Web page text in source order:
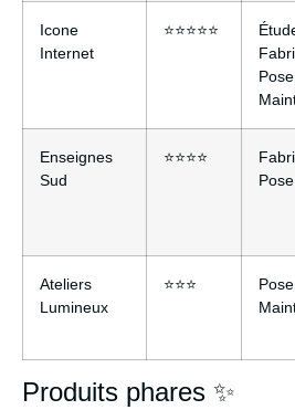
Icone
Internet
⭐⭐⭐⭐⭐
Pose,
Enseignes
Sud
⭐⭐⭐⭐
Pose
Ateliers
Lumineux
⭐⭐⭐
Pose,
Produits phares ✨